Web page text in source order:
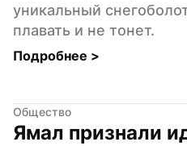
уникальный
плавать и не тонет.
Подробнее >
Общество
Ямал признали